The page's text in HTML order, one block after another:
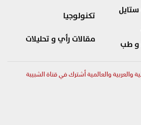
ستايل
و طب
تكنولوجيا
مقالات رأي و تحليلات
والعربية والعالمية أشترك في قناة الشبيبة